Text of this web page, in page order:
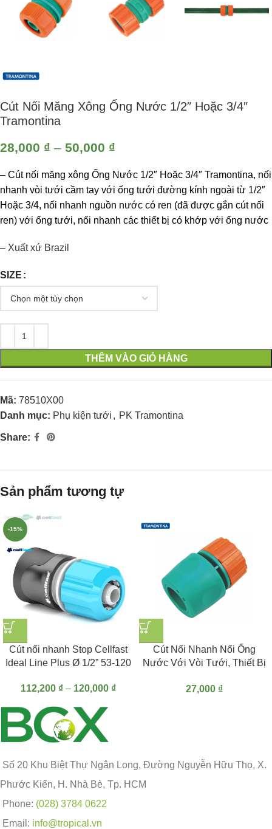
Cút Nối Măng Xông Ống Nước 1/2″ Hoặc 3/4″
Tramontina
28,000 ₫ – 50,000 ₫
– Cút nối măng xông Ống Nước 1/2″ Hoặc 3/4″ Tramontina, nối
nhanh vòi tưới cầm tay với ống tưới đường kính ngoài từ 1/2″
Hoặc 3/4, nối nhanh nguồn nước có ren (đã được gắn cút nối
ren) với ống tưới, nối nhanh các thiết bị có khớp với ống nước
– Xuất xứ Brazil
SIZE
THÊM VÀO GIỎ HÀNG
Mã: 78510X00
Danh mục: Phụ kiện tưới , PK Tramontina
Share:
Sản phẩm tương tự
-15%
Cút nối nhanh Stop Cellfast
Ideal Line Plus Ø 1/2” 53-120
112,200 ₫– 120,000 ₫
Cút Nối Nhanh Nối Ống
Nước Với Vòi Tưới, Thiết Bị
27,000 ₫
Số 20 Khu Biệt Thự Ngân Long, Đường Nguyễn Hữu Thọ, X.
Phước Kiển, H. Nhà Bè, Tp. HCM
Phone: (028) 3784 0622
Email: info@tropical.vn